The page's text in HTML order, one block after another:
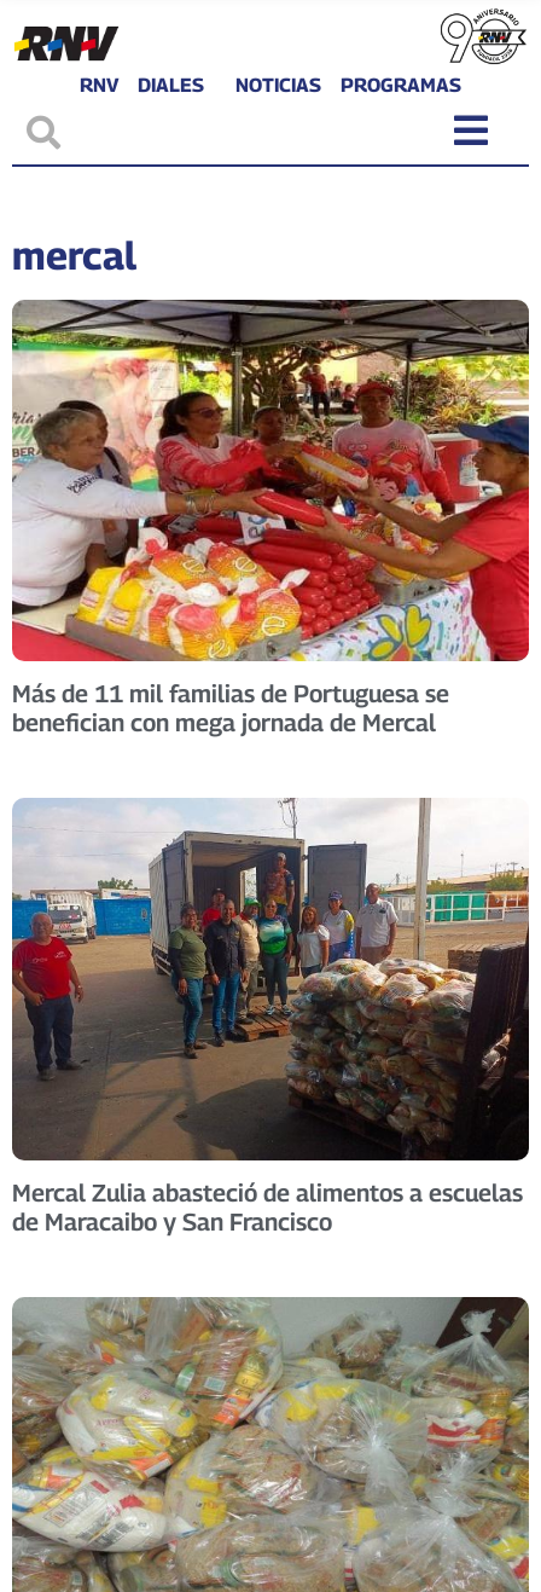
RNV DIALES NOTICIAS PROGRAMAS
mercal
Más de 11 mil familias de Portuguesa se
benefician con mega jornada de Mercal
Mercal Zulia abasteció de alimentos a escuelas
de Maracaibo y San Francisco